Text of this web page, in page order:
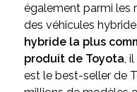
également parmi les
des véhicules
hybride la plus
produit de Toyota ,
est le best-seller de